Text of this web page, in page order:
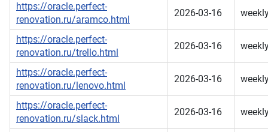
https://oracle.perfect-
renovation.ru/aramco.html
2026-03-16
https://oracle.perfect-
renovation.ru/trello.html
2026-03-16
https://oracle.perfect-
renovation.ru/lenovo.html
2026-03-16
https://oracle.perfect-
renovation.ru/slack.html
2026-03-16